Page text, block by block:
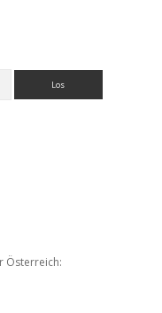
Österreich: